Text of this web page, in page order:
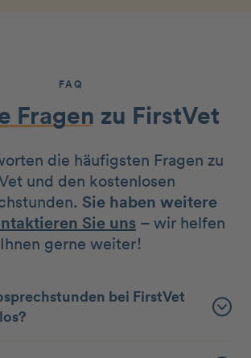
FAQ
Fragen zu FirstVet
die häufigsten Fragen zu
und den kostenlosen
Sie haben weitere
Sie uns – wir helfen
Ihnen gerne weiter!
bei FirstVet